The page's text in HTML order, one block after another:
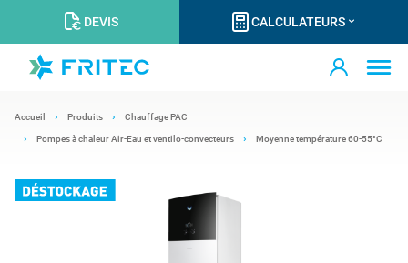
DEVIS CALCULATEURS
Accueil Produits Chauffage PAC
Pompes à chaleur Air-Eau et ventilo-convecteurs Moyenne température 60-55°C